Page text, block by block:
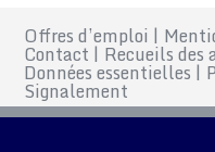
Offres d’emploi |
Contact | Recueils
Données essentielles |
Signalement